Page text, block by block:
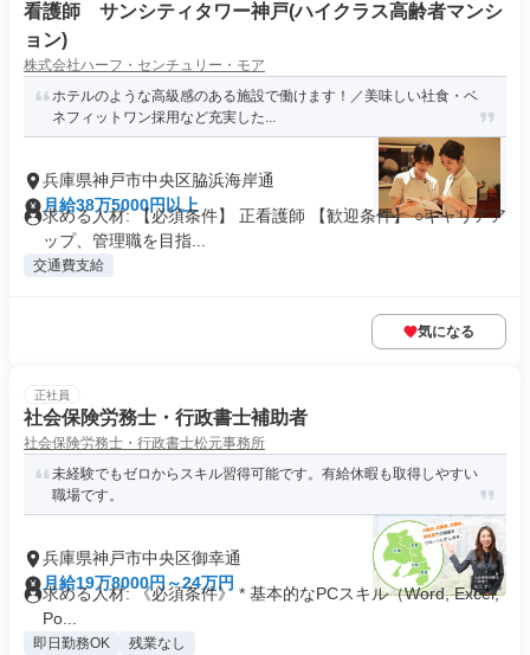
看護師 サンシティタワー神戸(ハイクラス高齢者マンシ
ョン)
株式会社ハーフ・センチュリー・モア
ホテルのような高級感のある施設で働けます！／美味しい社食・ベ
ネフィットワン採用など充実した...
兵庫県神戸市中央区脇浜海岸通
月給38万5000円以上
求める人材: 【必須条件】 正看護師 【歓迎条件】 ○キャリアア
ップ、管理職を目指...
交通費支給
気になる
正社員
社会保険労務士・行政書士補助者
社会保険労務士・行政書士松元事務所
未経験でもゼロからスキル習得可能です。有給休暇も取得しやすい
職場です。
兵庫県神戸市中央区御幸通
月給19万8000円～24万円
求める人材: 《必須条件》 * 基本的なPCスキル（Word, Excel,
Po...
即日勤務OK 残業なし